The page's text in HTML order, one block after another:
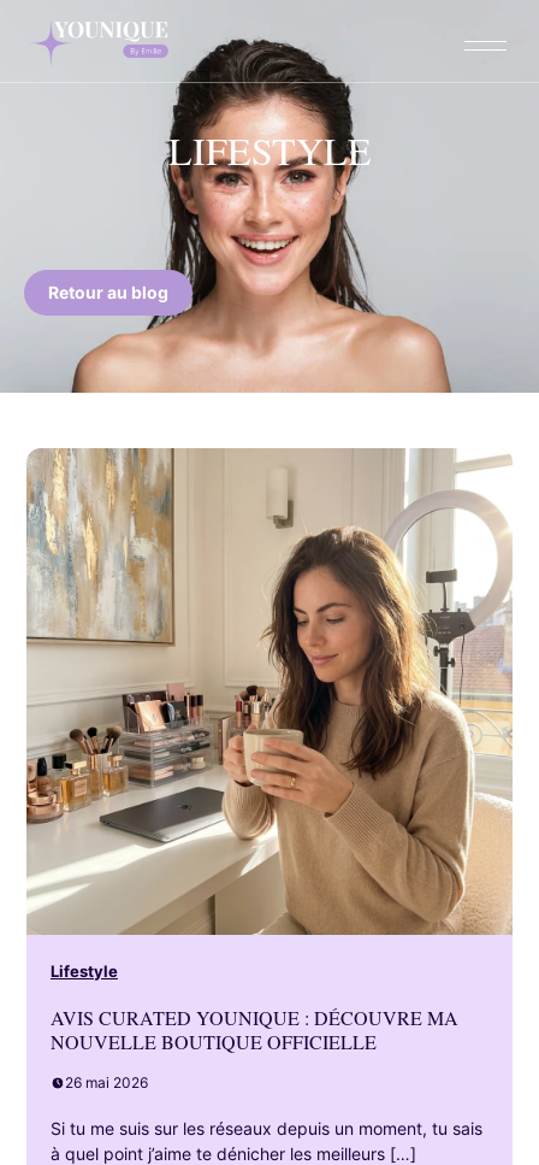
LIFESTYLE
Retour au blog
Lifestyle
AVIS CURATED YOUNIQUE : DÉCOUVRE MA
NOUVELLE BOUTIQUE OFFICIELLE
26 mai 2026
Si tu me suis sur les réseaux depuis un moment, tu sais
à quel point j’aime te dénicher les meilleurs […]